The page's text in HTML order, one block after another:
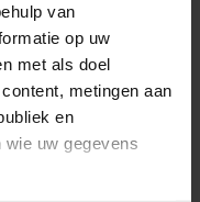
van
op uw
met als doel
metingen aan
en
uw gegevens
ijsje is
ijs moet je
binnenkrijgen?